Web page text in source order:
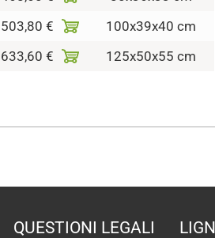
503,80 €
100x39x40 cm
633,60 € 125x50x55 cm
QUESTIONI LEGALI